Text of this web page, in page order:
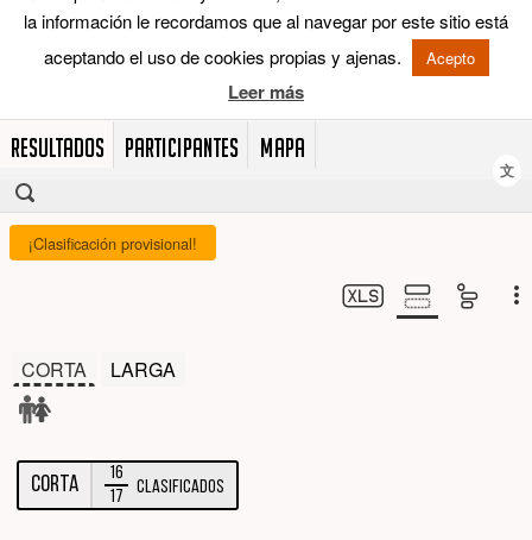
RESULTADOS PARTICIPANTES MAPA
文
¡Clasificación provisional!
CORTA LARGA
CORTA
16
17
Clasificados